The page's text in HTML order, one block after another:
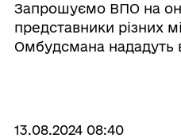
Запрошуємо ВПО на
представники різних
Омбудсмана нададуть
квартирний облік, за ...
13.08.2024 08:40